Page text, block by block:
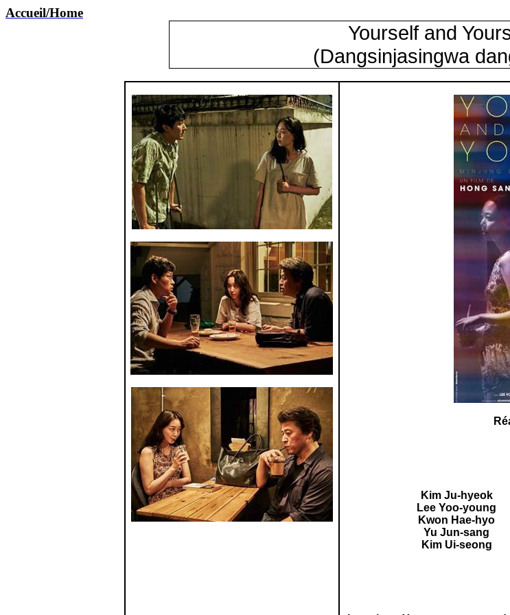
Accueil/Home
Yourself and
(Dangsinjasingwa
Kim Ju-hyeok
Lee Yoo-young
Kwon Hae-hyo
Yu Jun-sang
Kim Ui-seong